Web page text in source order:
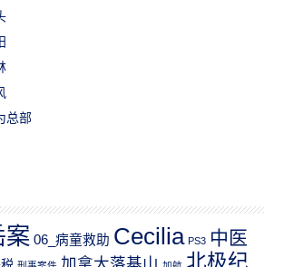
总部
案 06_病童救助 Cecilia PS3 中医
北极纪